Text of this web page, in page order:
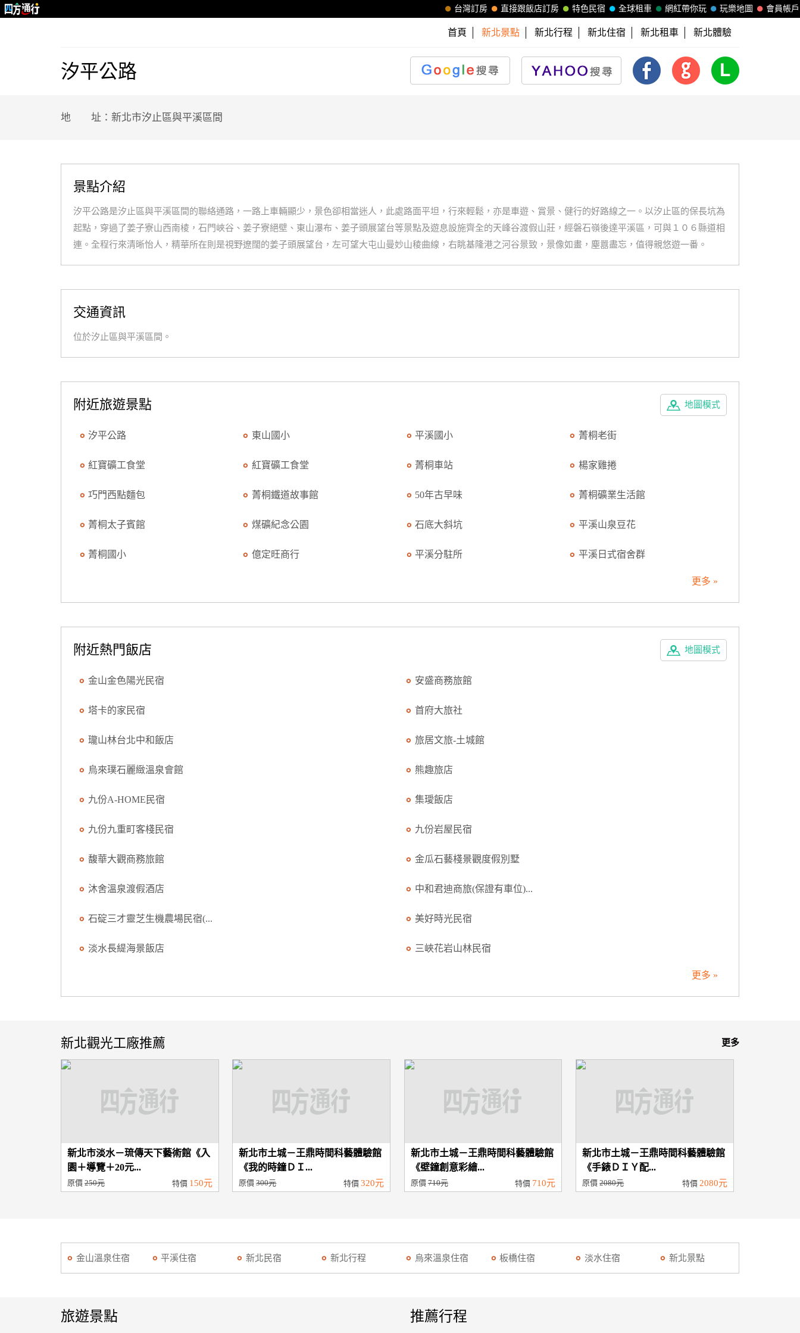
會員帳戶
玩樂地圖
網紅帶你玩
全球租車
特色民宿
直接跟飯店訂房
台灣訂房
首頁 新北景點 新北行程 新北住宿 新北租車 新北體驗
汐平公路
地 址：新北市汐止區與平溪區間
景點介紹
汐平公路是汐止區與平溪區間的聯絡通路，一路上車輛顯少，景色卻相當迷人，此處路面平坦，行來輕鬆，亦是車遊、賞景、健行的好路線之一。以汐止區的保長坑為
起點，穿過了姜子寮山西南棱，石門峽谷、姜子寮絕壁、東山瀑布、姜子頭展望台等景點及遊息設施齊全的天峰谷渡假山莊，經磐石嶺後達平溪區，可與１０６縣道相
連。全程行來清晰怡人，精華所在則是視野遼闊的姜子頭展望台，左可望大屯山曼妙山稜曲線，右眺基隆港之河谷景致，景像如畫，塵囂盡忘，值得親悠遊一番。
交通資訊
位於汐止區與平溪區間。
地圖模式
附近旅遊景點
汐平公路 東山國小 平溪國小 菁桐老街
紅寶礦工食堂 紅寶礦工食堂 菁桐車站 楊家雞捲
巧門西點麵包 菁桐鐵道故事館 50年古早味 菁桐礦業生活館
菁桐太子賓館 煤礦紀念公園 石底大斜坑 平溪山泉豆花
菁桐國小 億定旺商行 平溪分駐所 平溪日式宿舍群
更多 »
地圖模式
附近熱門飯店
金山金色陽光民宿 安盛商務旅館
塔卡的家民宿 首府大旅社
瓏山林台北中和飯店 旅居文旅-土城館
烏來璞石麗緻溫泉會館 熊趣旅店
九份A-HOME民宿 集璦飯店
九份九重町客棧民宿 九份岩屋民宿
馥華大觀商務旅館 金瓜石藝棧景觀度假別墅
沐舍溫泉渡假酒店 中和君迪商旅(保證有車位)...
石碇三才靈芝生機農場民宿(... 美好時光民宿
淡水長緹海景飯店 三峽花岩山林民宿
更多 »
更多
新北觀光工廠推薦
新北市淡水－琉傳天下藝術館《入
園＋導覽＋20元...
原價 250元 特價 150元
新北市土城－王鼎時間科藝體驗館
《我的時鐘ＤＩ...
原價300元 特價320元
新北市土城－王鼎時間科藝體驗館
《壁鐘創意彩繪...
原價710元 特價 710元
新北市土城－王鼎時間科藝體驗館
《手錶ＤＩＹ配...
原價2080元 特價 2080元
金山溫泉住宿 平溪住宿 新北民宿 新北行程 烏來溫泉住宿 板橋住宿 淡水住宿 新北景點
旅遊景點 推薦行程